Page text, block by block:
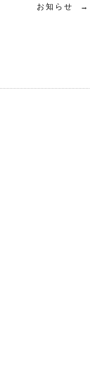
お知らせ
→